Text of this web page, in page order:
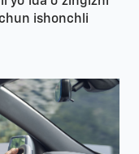
ishonchli